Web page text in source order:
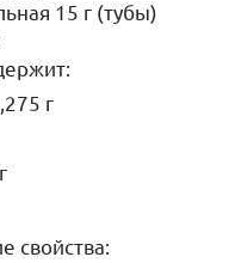
15 г (тубы)
г
свойства: